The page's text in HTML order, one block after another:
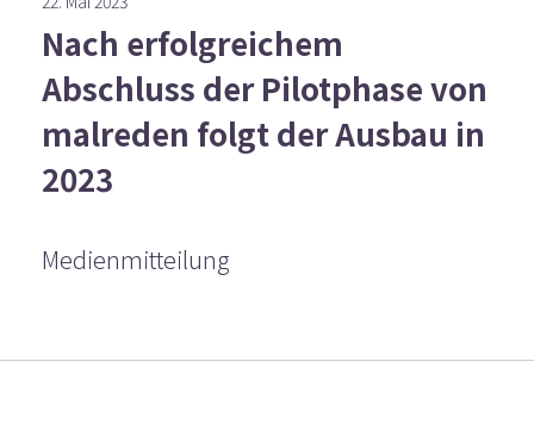
Nach erfolgreichem
Abschluss der Pilotphase von
malreden folgt der Ausbau in
2023
Medienmitteilung